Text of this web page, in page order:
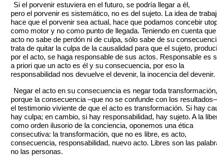
Si el porvenir estuviera en el futuro, se podría llegar a él,
pero el porvenir es sistemático, no es del sujeto. La idea de
hace que el porvenir sea actual, hace que podamos concebir
como motor y no como punto de llegada. Teniendo en cuenta
acto no sabe de perdón ni de culpa, sólo sabe de su
trata de quitar la culpa de la causalidad para que el sujeto,
por el acto, se haga responsable de sus actos. Responsable es
a priori que un acto es él y su consecuencia, por eso la
responsabilidad nos devuelve el devenir, la inocencia del devenir.
Negar el acto en su consecuencia es negar toda transformación,
porque la consecuencia –que no se confunde con los
el testimonio viviente de que el acto es transformación. Si hay
hay culpa; en cambio, si hay responsabilidad, hay sujeto. A la
como orden ilusorio de la conciencia, oponemos una ética
consecutiva: la transformación, que no es libre, es acto,
consecuencia, responsabilidad, nuevo acto. Libres son las
no las personas.